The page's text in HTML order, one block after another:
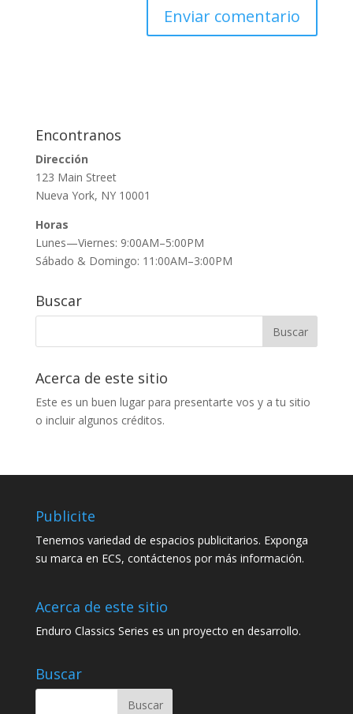
Encontranos
Dirección
123 Main Street
Nueva York, NY 10001
Horas
Lunes—Viernes: 9:00AM–5:00PM
Sábado & Domingo: 11:00AM–3:00PM
Buscar
Acerca de este sitio
Este es un buen lugar para presentarte vos y a tu sitio
o incluir algunos créditos.
Publicite
Tenemos variedad de espacios publicitarios. Exponga
su marca en ECS, contáctenos por más información.
Acerca de este sitio
Enduro Classics Series es un proyecto en desarrollo.
Buscar